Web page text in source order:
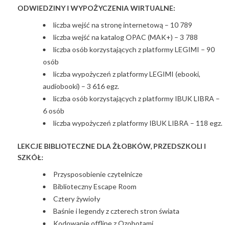
ODWIEDZINY I WYPOŻYCZENIA WIRTUALNE:
liczba wejść na stronę internetową – 10 789
liczba wejść na katalog OPAC (MAK+) – 3 788
liczba osób korzystających z platformy LEGIMI – 90
osób
liczba wypożyczeń z platformy LEGIMI (ebooki,
audiobooki) – 3 616 egz.
liczba osób korzystających z platformy IBUK LIBRA –
6 osób
liczba wypożyczeń z platformy IBUK LIBRA – 118 egz.
LEKCJE BIBLIOTECZNE DLA ŻŁOBKÓW, PRZEDSZKOLI I
SZKÓŁ:
Przysposobienie czytelnicze
Biblioteczny Escape Room
Cztery żywioły
Baśnie i legendy z czterech stron świata
Kodowanie offline z Ozobotami